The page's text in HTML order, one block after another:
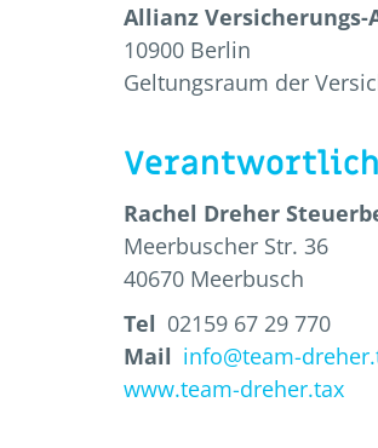
Allianz Versicherungs-
10900 Berlin
Geltungsraum der
Rachel Dreher
Meerbuscher Str. 36
40670 Meerbusch
Tel 02159 67 29 770
Mail info@team-
www.team-dreher.tax